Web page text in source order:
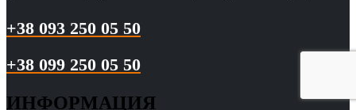
+38 093 250 05 50
+38 099 250 05 50
ИНФОРМАЦИЯ